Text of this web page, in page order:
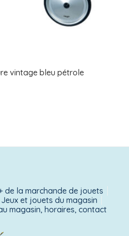
vintage bleu pétrole
de la marchande de jouets
Jeux et jouets du magasin
magasin, horaires, contact